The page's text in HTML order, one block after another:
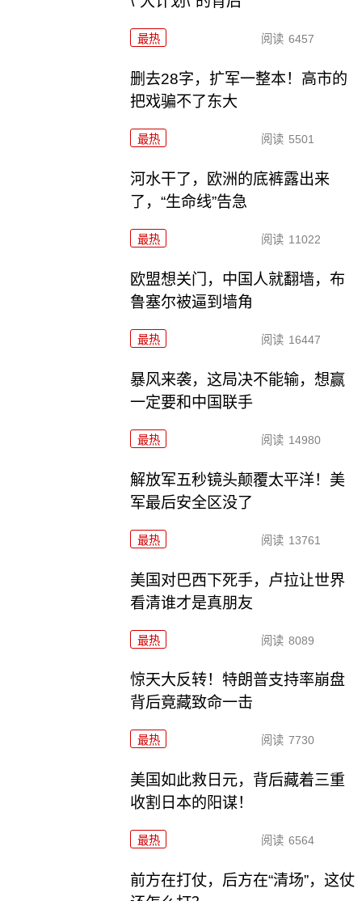
最热 阅读 6457
删去28字，扩军一整本！高市的
把戏骗不了东大
最热 阅读 5501
河水干了，欧洲的底裤露出来
了，“生命线”告急
最热 阅读 11022
欧盟想关门，中国人就翻墙，布
鲁塞尔被逼到墙角
最热 阅读 16447
暴风来袭，这局决不能输，想赢
一定要和中国联手
最热 阅读 14980
解放军五秒镜头颠覆太平洋！美
军最后安全区没了
最热 阅读 13761
美国对巴西下死手，卢拉让世界
看清谁才是真朋友
最热 阅读 8089
惊天大反转！特朗普支持率崩盘
背后竟藏致命一击
最热 阅读 7730
美国如此救日元，背后藏着三重
收割日本的阳谋！
最热 阅读 6564
前方在打仗，后方在“清场”，这仗